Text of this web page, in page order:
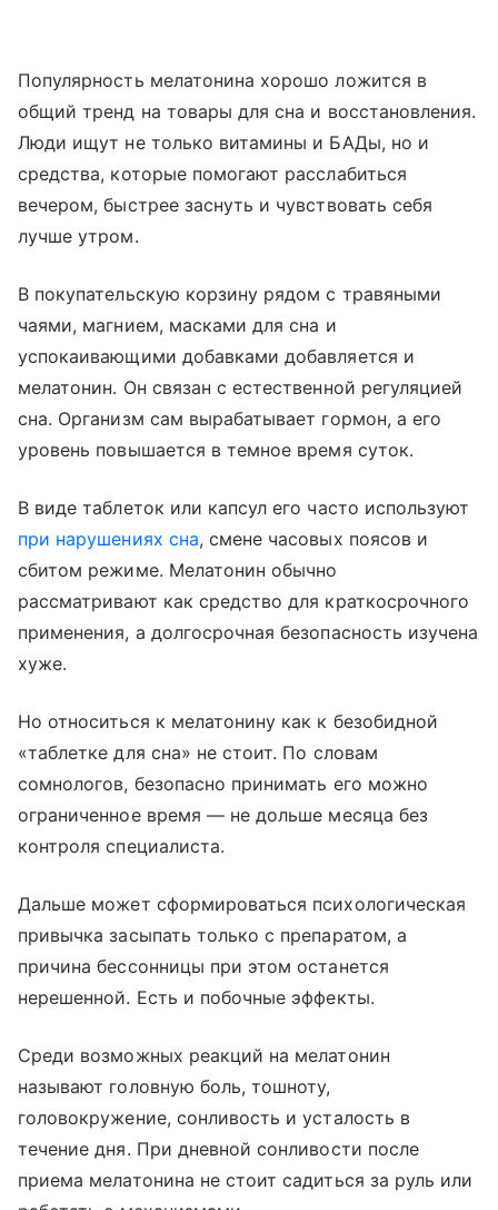
Популярность мелатонина хорошо ложится в
общий тренд на товары для сна и восстановления.
Люди ищут не только витамины и БАДы, но и
средства, которые помогают расслабиться
вечером, быстрее заснуть и чувствовать себя
лучше утром.
В покупательскую корзину рядом с травяными
чаями, магнием, масками для сна и
успокаивающими добавками добавляется и
мелатонин. Он связан с естественной регуляцией
сна. Организм сам вырабатывает гормон, а его
уровень повышается в темное время суток.
В виде таблеток или капсул его часто используют
при нарушениях сна, смене часовых поясов и
сбитом режиме. Мелатонин обычно
рассматривают как средство для краткосрочного
применения, а долгосрочная безопасность изучена
хуже.
Но относиться к мелатонину как к безобидной
«таблетке для сна» не стоит. По словам
сомнологов, безопасно принимать его можно
ограниченное время — не дольше месяца без
контроля специалиста.
Дальше может сформироваться психологическая
привычка засыпать только с препаратом, а
причина бессонницы при этом останется
нерешенной. Есть и побочные эффекты.
Среди возможных реакций на мелатонин
называют головную боль, тошноту,
головокружение, сонливость и усталость в
течение дня. При дневной сонливости после
приема мелатонина не стоит садиться за руль или